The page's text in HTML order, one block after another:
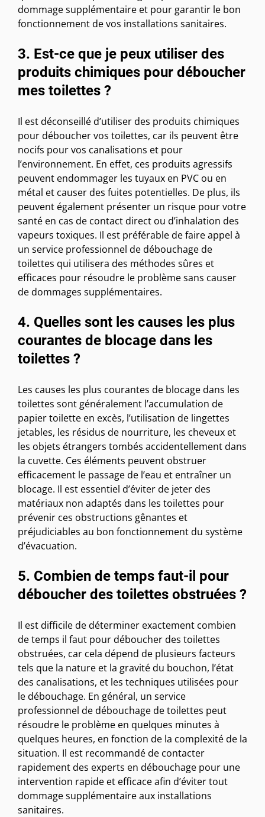
dommage supplémentaire et pour garantir le bon
fonctionnement de vos installations sanitaires.
3. Est-ce que je peux utiliser des
produits chimiques pour déboucher
mes toilettes ?
Il est déconseillé d’utiliser des produits chimiques
pour déboucher vos toilettes, car ils peuvent être
nocifs pour vos canalisations et pour
l’environnement. En effet, ces produits agressifs
peuvent endommager les tuyaux en PVC ou en
métal et causer des fuites potentielles. De plus, ils
peuvent également présenter un risque pour votre
santé en cas de contact direct ou d’inhalation des
vapeurs toxiques. Il est préférable de faire appel à
un service professionnel de débouchage de
toilettes qui utilisera des méthodes sûres et
efficaces pour résoudre le problème sans causer
de dommages supplémentaires.
4. Quelles sont les causes les plus
courantes de blocage dans les
toilettes ?
Les causes les plus courantes de blocage dans les
toilettes sont généralement l’accumulation de
papier toilette en excès, l’utilisation de lingettes
jetables, les résidus de nourriture, les cheveux et
les objets étrangers tombés accidentellement dans
la cuvette. Ces éléments peuvent obstruer
efficacement le passage de l’eau et entraîner un
blocage. Il est essentiel d’éviter de jeter des
matériaux non adaptés dans les toilettes pour
prévenir ces obstructions gênantes et
préjudiciables au bon fonctionnement du système
d’évacuation.
5. Combien de temps faut-il pour
déboucher des toilettes obstruées ?
Il est difficile de déterminer exactement combien
de temps il faut pour déboucher des toilettes
obstruées, car cela dépend de plusieurs facteurs
tels que la nature et la gravité du bouchon, l’état
des canalisations, et les techniques utilisées pour
le débouchage. En général, un service
professionnel de débouchage de toilettes peut
résoudre le problème en quelques minutes à
quelques heures, en fonction de la complexité de la
situation. Il est recommandé de contacter
rapidement des experts en débouchage pour une
intervention rapide et efficace afin d’éviter tout
dommage supplémentaire aux installations
sanitaires.